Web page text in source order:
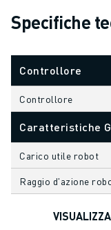
FRESATURA CNC
FORATURA E
STAMPAGGIO A
ASSERVIMENTO
PALLETTIZZAZIONE
SALDATURA A PUNTI
ISPEZIONE VISIVA
Specifiche
Controllore
Controllore
Caratteristiche
Carico utile robot
Raggio d'azione